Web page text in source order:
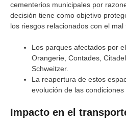
cementerios municipales por
decisión tiene como objetivo
los riesgos relacionados con el mal
Los parques afectados por
Orangerie, Contades,
Schweitzer.
La reapertura de estos
evolución de las
Impacto en el